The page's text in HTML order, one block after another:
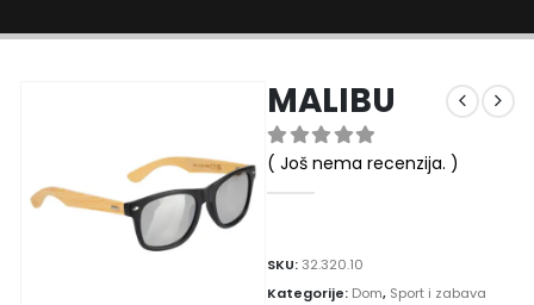
MALIBU
0 out of 5
( Još nema recenzija. )
SKU:32.320.10
Kategorije: Dom, Sport i zabava